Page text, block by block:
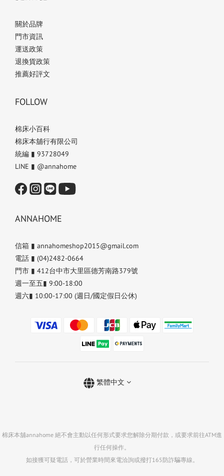
關於品牌
門市資訊
運送政策
退換貨政策
推薦好評文
FOLLOW
棉床小百科
棉床本舖行有限公司
統編 ▮ 93728049
LINE ▮ @annahome
ANNAHOME
信箱 ▮ annahomeshop2015@gmail.com
電話 ▮ (04)2482-0664
門市 ▮ 412台中市大里區德芳南路379號
週一至五▮ 9:00-18:00
週六▮ 10:00-17:00 (週日/國定假日公休)
繁體中文
棉床本舖annahome 絕不會主動以任何形式要求您解除分期付款，或要求前往ATM進
行任何操作。
如接獲可疑電話，可於營業時間來電洽詢或撥打165防詐騙專線。